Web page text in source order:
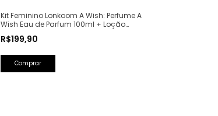
Kit Feminino Lonkoom A Wish: Perfume A
Wish Eau de Parfum 100ml + Loção
R$199,90